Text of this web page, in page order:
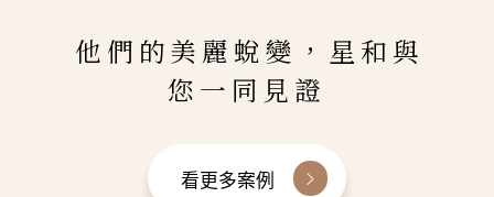
他們的美麗蛻變，星和與
您一同見證
看更多案例